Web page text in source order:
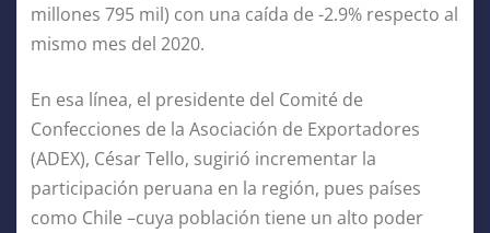
millones 795 mil) con una caída de -2.9% respecto al
mismo mes del 2020.
En esa línea, el presidente del Comité de
Confecciones de la Asociación de Exportadores
(ADEX), César Tello, sugirió incrementar la
participación peruana en la región, pues países
como Chile –cuya población tiene un alto poder